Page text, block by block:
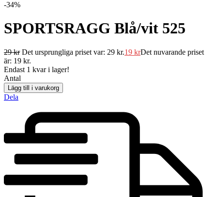
-34%
SPORTSRAGG Blå/vit 525
29kr Det ursprungliga priset var: 29 kr.19 krDet nuvarande priset
är: 19 kr.
Endast 1 kvar i lager!
Antal
Lägg till i varukorg
Dela